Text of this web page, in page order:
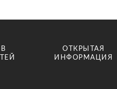
ОТКРЫТАЯ
ИНФОРМАЦИЯ